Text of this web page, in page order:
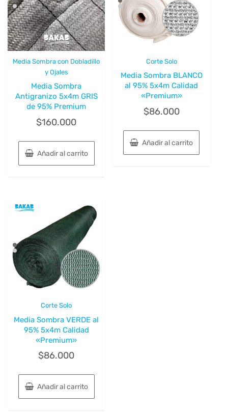
Media Sombra con Dobladillo
y Ojales
Media Sombra
Antigranizo 5x4m GRIS
de 95% Premium
$160.000
Añadir al carrito
Corte Solo
Media Sombra BLANCO
al 95% 5x4m Calidad
«Premium»
$86.000
Añadir al carrito
Corte Solo
Media Sombra VERDE al
95% 5x4m Calidad
«Premium»
$86.000
Añadir al carrito